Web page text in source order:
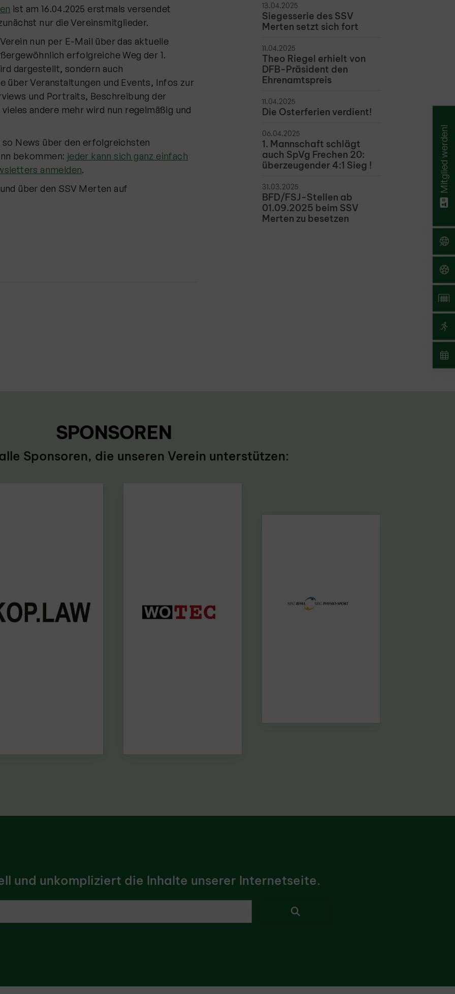
ist am 16.04.2025 erstmals versendet
nur die Vereinsmitglieder.
nun per E-Mail über das aktuelle
erfolgreiche Weg der 1.
dargestellt, sondern auch
Veranstaltungen und Events, Infos zur
und Portraits, Beschreibung der
andere mehr wird nun regelmäßig und
News über den erfolgreichsten
bekommen: jeder kann sich ganz einfach
anmelden.
über den SSV Merten auf
13.04.2025
Siegesserie des SSV
Merten setzt sich fort
11.04.2025
Theo Riegel erhielt von
DFB-Präsident den
Ehrenamtspreis
11.04.2025
Die Osterferien verdient!
06.04.2025
1. Mannschaft schlägt
auch SpVg Frechen 20:
überzeugender 4:1 Sieg !
31.03.2025
BFD/FSJ-Stellen ab
01.09.2025 beim SSV
Merten zu besetzen
SPONSOREN
Sponsoren, die unseren Verein unterstützen:
und unkompliziert die Inhalte unserer Internetseite.
Mitglied werden!